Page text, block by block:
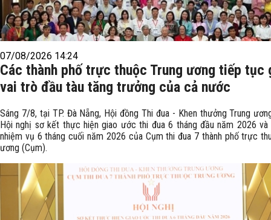
07/08/2026 14:24
Các thành phố trực thuộc Trung ương tiếp tục
vai trò đầu tàu tăng trưởng của cả nước
Sáng 7/8, tại TP. Đà Nẵng, Hội đồng Thi đua - Khen thưởng Trung
Hội nghị sơ kết thực hiện giao ước thi đua 6 tháng đầu năm 2026 và
nhiệm vụ 6 tháng cuối năm 2026 của Cụm thi đua 7 thành phố trực
ương (Cụm).